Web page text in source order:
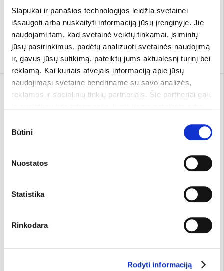
Slapukai ir panašios technologijos leidžia svetainei
išsaugoti arba nuskaityti informaciją jūsų įrenginyje. Jie
naudojami tam, kad svetainė veiktų tinkamai, įsimintų
jūsų pasirinkimus, padėtų analizuoti svetainės naudojimą
ir, gavus jūsų sutikimą, pateiktų jums aktualesnį turinį bei
reklamą. Kai kuriais atvejais informaciją apie jūsų
naudojimąsi svetaine bendriname su savo analizės,
reklamos ir socialinių tinklų partneriais. Šie partneriai gali
pasirinkti, su kuriomis slapukų kategorijomis sutinkate.
Savo sutikimą galite bet kada pakeisti arba atšaukti
atsisakius tam tikrų slapukų dalis svetainės funkcijų gali
pasirinkimas
Būtini
Nuostatos
Statistika
Rinkodara
Rodyti informaciją
159.90 €/l
15,99 €
Pridėti
vitaminais
184.95 €/l
36,99 €
Pridėti
Skystas maisto papildas
109.48 €/l
Eliksyras BAD WEATHER iš
16 žolelių su vitaminu C.
100 ml
Pridėti